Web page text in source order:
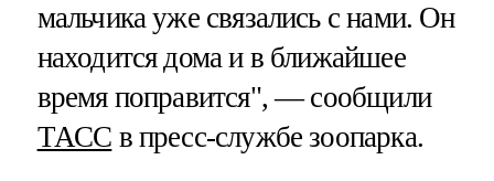
мальчика уже связались с нами. Он
находится дома и в ближайшее
время поправится", — сообщили
ТАСС в пресс-службе зоопарка.